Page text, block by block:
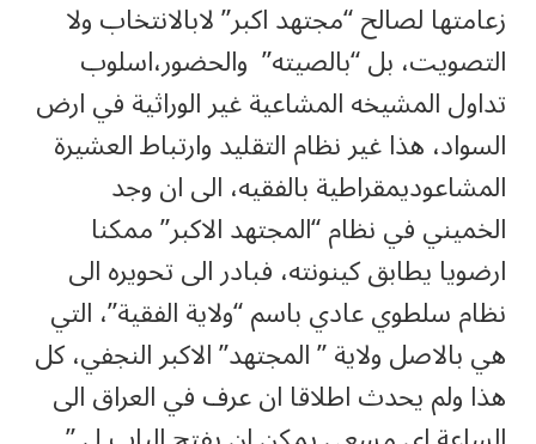
زعامتها لصالح “مجتهد اكبر” لابالانتخاب ولا
التصويت، بل “بالصيته” والحضور،اسلوب
تداول المشيخه المشاعية غير الوراثية في ارض
السواد، هذا غير نظام التقليد وارتباط العشيرة
المشاعوديمقراطية بالفقيه، الى ان وجد
الخميني في نظام “المجتهد الاكبر” ممكنا
ارضويا يطابق كينونته، فبادر الى تحويره الى
نظام سلطوي عادي باسم “ولاية الفقية”، التي
هي بالاصل ولاية ” المجتهد” الاكبر النجفي، كل
هذا ولم يحدث اطلاقا ان عرف في العراق الى